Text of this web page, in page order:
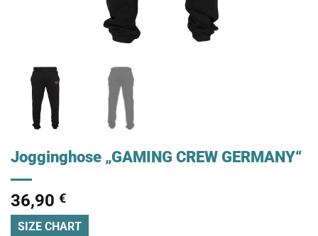
Jogginghose „GAMING CREW GERMANY“
36,90 €
SIZE CHART